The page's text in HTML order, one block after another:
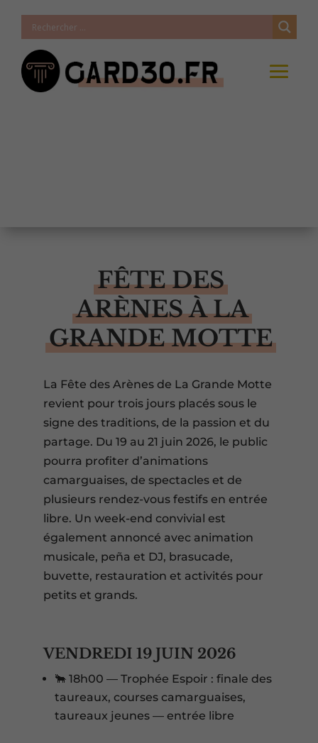
FÊTE DES
ARÈNES À LA
GRANDE MOTTE
La Fête des Arènes de La Grande Motte
revient pour trois jours placés sous le
signe des traditions, de la passion et du
partage. Du 19 au 21 juin 2026, le public
pourra profiter d’animations
camarguaises, de spectacles et de
plusieurs rendez-vous festifs en entrée
libre. Un week-end convivial est
également annoncé avec animation
musicale, peña et DJ, brasucade,
buvette, restauration et activités pour
petits et grands.
VENDREDI 19 JUIN 2026
🐂 18h00 — Trophée Espoir : finale des
taureaux, courses camarguaises,
taureaux jeunes — entrée libre